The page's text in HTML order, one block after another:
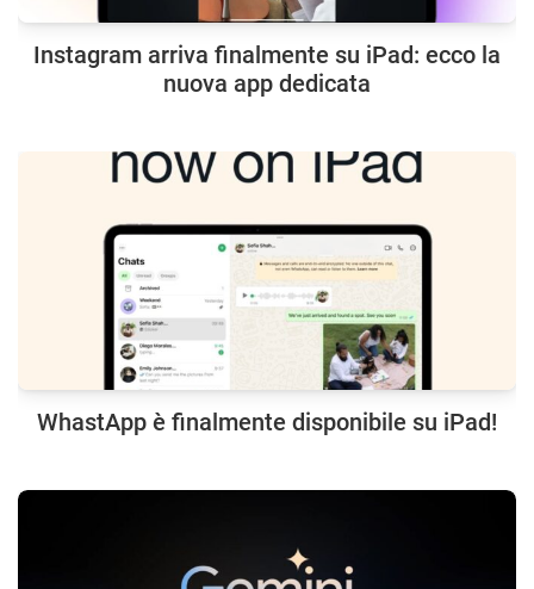
Instagram arriva finalmente su iPad: ecco la
nuova app dedicata
WhastApp è finalmente disponibile su iPad!